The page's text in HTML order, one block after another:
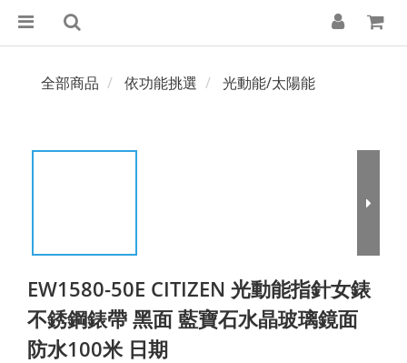
全部商品 依功能挑選 光動能/太陽能
EW1580-50E CITIZEN 光動能指針女錶
不銹鋼錶帶 黑面 藍寶石水晶玻璃鏡面
防水100米 日期